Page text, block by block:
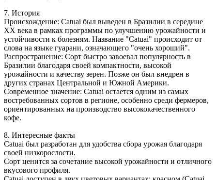
7. История
Происхождение: Catuai был выведен в Бразилии в середине
XX века в рамках программы по улучшению урожайности и
устойчивости к болезням. Название "Catuai" происходит от
слова на языке гуарани, означающего "очень хороший".
Распространение: Сорт быстро завоевал популярность в
Бразилии благодаря своей компактности, высокой
урожайности и качеству зерен. Позже он был внедрен в
других странах Центральной и Южной Америки.
Современное значение: Catuai остается одним из самых
востребованных сортов в регионе, особенно среди фермеров,
ориентированных на производство высококачественного
кофе.
8. Интересные факты
Catuai был разработан для удобства сбора урожая благодаря
своей низкорослости.
Сорт ценится за сочетание высокой урожайности и отличного
вкусового профиля.